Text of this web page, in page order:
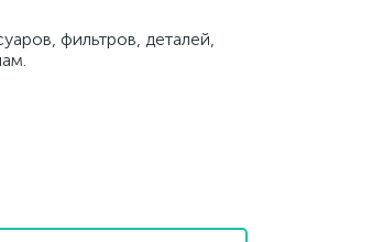
фильтров, деталей,